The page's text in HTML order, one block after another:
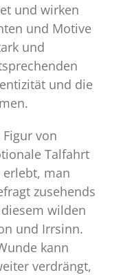
und wirken
und Motive
und
und die
von
Talfahrt
man
zusehends
wilden
und Irrsinn.
kann
verdrängt,